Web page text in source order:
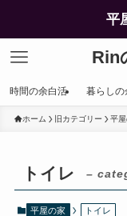
平
Rin
時間の余白活 暮らしの
ホーム 旧カテゴリー 平
トイレ –
平屋の家 トイレ